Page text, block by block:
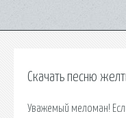
Скачать песню
Уважемый меломан!